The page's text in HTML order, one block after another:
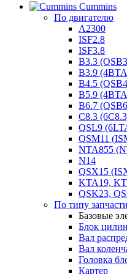
Cummins
По двигателю
A2300
ISF2.8
ISF3.8
B3.3
B3.9
B4.5
B5.9
B6.7
C8.3
QSL9
QSM11
NTA855
N14
QSX15
KTA19,
QSK23,
По типу запчасти
Базовые
Блок
Вал
Вал
Головка
Картер